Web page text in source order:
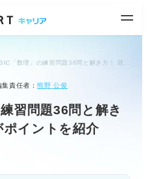
集責任者：熊野 公俊
習問題36問と解き
イントを紹介